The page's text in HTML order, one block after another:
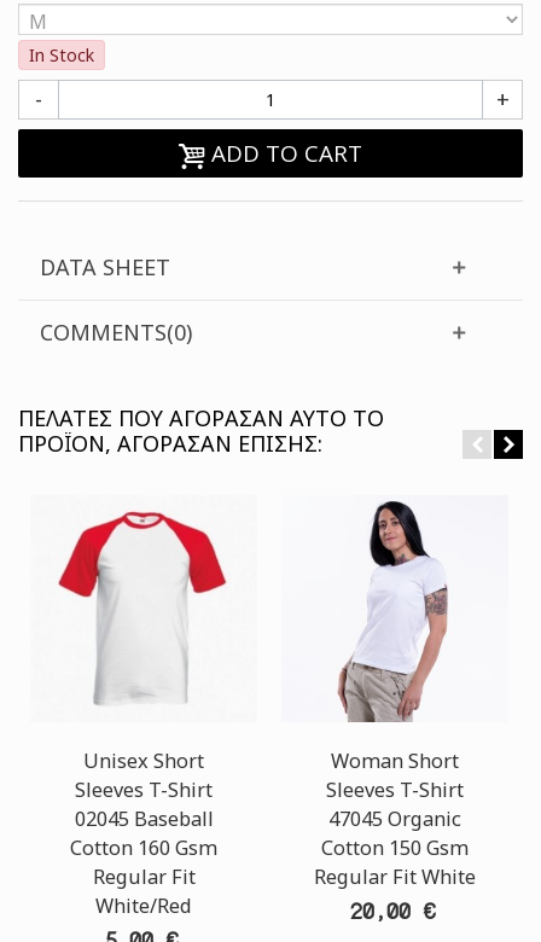
In Stock
- +
ADD TO CART
DATA SHEET
COMMENTS(0)
ΠΕΛΆΤΕΣ ΠΟΥ ΑΓΌΡΑΣΑΝ ΑΥΤΌ ΤΟ
ΠΡΟΪΌΝ, ΑΓΌΡΑΣΑΝ ΕΠΊΣΗΣ:
Unisex Short
Sleeves T-Shirt
02045 Baseball
Cotton 160 Gsm
Regular Fit
White/Red
Woman Short
Sleeves T-Shirt
47045 Organic
Cotton 150 Gsm
Regular Fit White
20,00 €